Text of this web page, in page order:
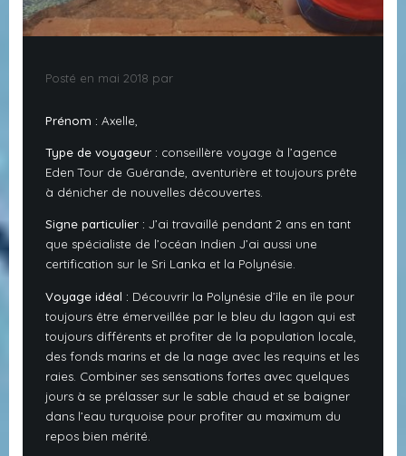
Posté en mai 2018 par
Prénom : Axelle,
Type de voyageur : conseillère voyage à l’agence
Eden Tour de Guérande, aventurière et toujours prête
à dénicher de nouvelles découvertes.
Signe particulier : J’ai travaillé pendant 2 ans en tant
que spécialiste de l’océan Indien J’ai aussi une
certification sur le Sri Lanka et la Polynésie.
Voyage idéal : Découvrir la Polynésie d’île en île pour
toujours être émerveillée par le bleu du lagon qui est
toujours différents et profiter de la population locale,
des fonds marins et de la nage avec les requins et les
raies. Combiner ses sensations fortes avec quelques
jours à se prélasser sur le sable chaud et se baigner
dans l’eau turquoise pour profiter au maximum du
repos bien mérité.